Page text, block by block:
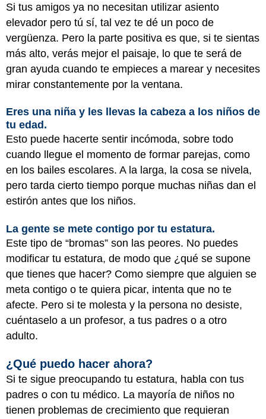
Si tus amigos ya no necesitan utilizar asiento
elevador pero tú sí, tal vez te dé un poco de
vergüenza. Pero la parte positiva es que, si te sientas
más alto, verás mejor el paisaje, lo que te será de
gran ayuda cuando te empieces a marear y necesites
mirar constantemente por la ventana.
Eres una niña y les llevas la cabeza a los niños de
tu edad.
Esto puede hacerte sentir incómoda, sobre todo
cuando llegue el momento de formar parejas, como
en los bailes escolares. A la larga, la cosa se nivela,
pero tarda cierto tiempo porque muchas niñas dan el
estirón antes que los niños.
La gente se mete contigo por tu estatura.
Este tipo de “bromas” son las peores. No puedes
modificar tu estatura, de modo que ¿qué se supone
que tienes que hacer? Como siempre que alguien se
meta contigo o te quiera picar, intenta que no te
afecte. Pero si te molesta y la persona no desiste,
cuéntaselo a un profesor, a tus padres o a otro
adulto.
¿Qué puedo hacer ahora?
Si te sigue preocupando tu estatura, habla con tus
padres o con tu médico. La mayoría de niños no
tienen problemas de crecimiento que requieran